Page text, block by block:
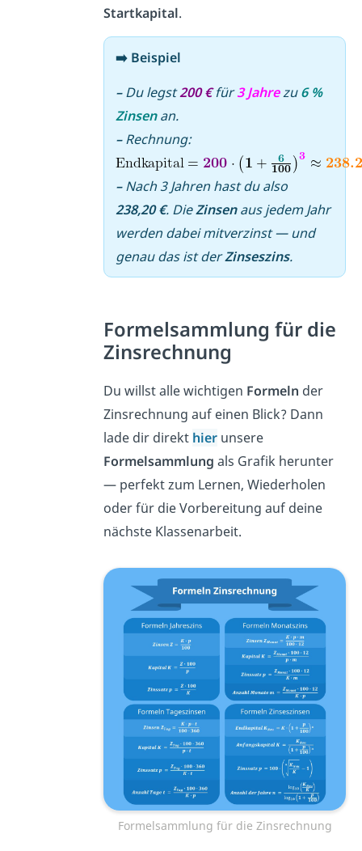
Startkapital.
➡️ Beispiel
–Du legst200 €für3 Jahrezu6 %
Zinsenan.
–Rechnung:
–Nach 3 Jahren hast du also
238,20 €. DieZinsenaus jedem Jahr
werden dabei mitverzinst — und
genau das ist derZinseszins.
Formelsammlung für die
Zinsrechnung
Du willst alle wichtigen Formeln der
Zinsrechnung auf einen Blick? Dann
lade dir direkt hier unsere
Formelsammlung als Grafik herunter
— perfekt zum Lernen, Wiederholen
oder für die Vorbereitung auf deine
nächste Klassenarbeit.
Formelsammlung für die Zinsrechnung